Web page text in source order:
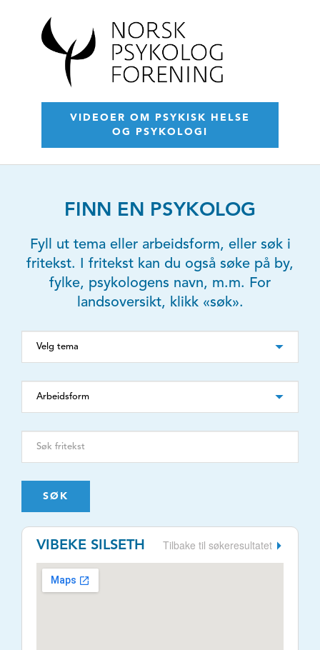
VIDEOER OM PSYKISK HELSE
OG PSYKOLOGI
FINN EN PSYKOLOG
Fyll ut tema eller arbeidsform, eller søk i
fritekst. I fritekst kan du også søke på by,
fylke, psykologens navn, m.m. For
landsoversikt, klikk «søk».
SØK
VIBEKE SILSETH Tilbake til søkeresultatet